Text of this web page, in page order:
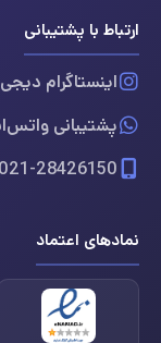
ارتباط با پشتیبانی
اینستاگرام
پشتیبانی
021-28426150
نمادهای اعتماد